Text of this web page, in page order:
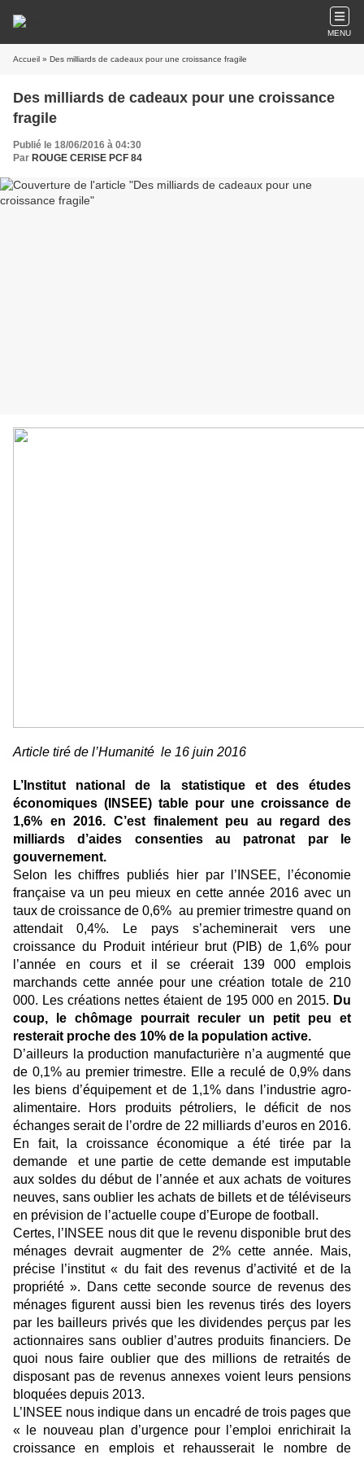
MENU
Accueil » Des milliards de cadeaux pour une croissance fragile
Des milliards de cadeaux pour une croissance
fragile
Publié le 18/06/2016 à 04:30
Par ROUGE CERISE PCF 84
Article tiré de l’Humanité le 16 juin 2016
L’Institut national de la statistique et des études
économiques (INSEE) table pour une croissance de
1,6% en 2016. C’est finalement peu au regard des
milliards d’aides consenties au patronat par le
gouvernement.
Selon les chiffres publiés hier par l’INSEE, l’économie
française va un peu mieux en cette année 2016 avec un
taux de croissance de 0,6% au premier trimestre quand on
attendait 0,4%. Le pays s’acheminerait vers une
croissance du Produit intérieur brut (PIB) de 1,6% pour
l’année en cours et il se créerait 139 000 emplois
marchands cette année pour une création totale de 210
000. Les créations nettes étaient de 195 000 en 2015. Du
coup, le chômage pourrait reculer un petit peu et
resterait proche des 10% de la population active.
D’ailleurs la production manufacturière n’a augmenté que
de 0,1% au premier trimestre. Elle a reculé de 0,9% dans
les biens d’équipement et de 1,1% dans l’industrie agro-
alimentaire. Hors produits pétroliers, le déficit de nos
échanges serait de l’ordre de 22 milliards d’euros en 2016.
En fait, la croissance économique a été tirée par la
demande et une partie de cette demande est imputable
aux soldes du début de l’année et aux achats de voitures
neuves, sans oublier les achats de billets et de téléviseurs
en prévision de l’actuelle coupe d’Europe de football.
Certes, l’INSEE nous dit que le revenu disponible brut des
ménages devrait augmenter de 2% cette année. Mais,
précise l’institut « du fait des revenus d’activité et de la
propriété ». Dans cette seconde source de revenus des
ménages figurent aussi bien les revenus tirés des loyers
par les bailleurs privés que les dividendes perçus par les
actionnaires sans oublier d’autres produits financiers. De
quoi nous faire oublier que des millions de retraités de
disposant pas de revenus annexes voient leurs pensions
bloquées depuis 2013.
L’INSEE nous indique dans un encadré de trois pages que
« le nouveau plan d’urgence pour l’emploi enrichirait la
croissance en emplois et rehausserait le nombre de